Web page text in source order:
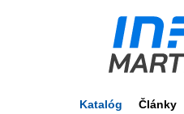
Katalóg Články